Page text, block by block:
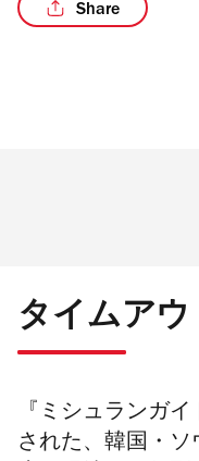
Share
タイムア
『ミシュランガ
された、韓国・